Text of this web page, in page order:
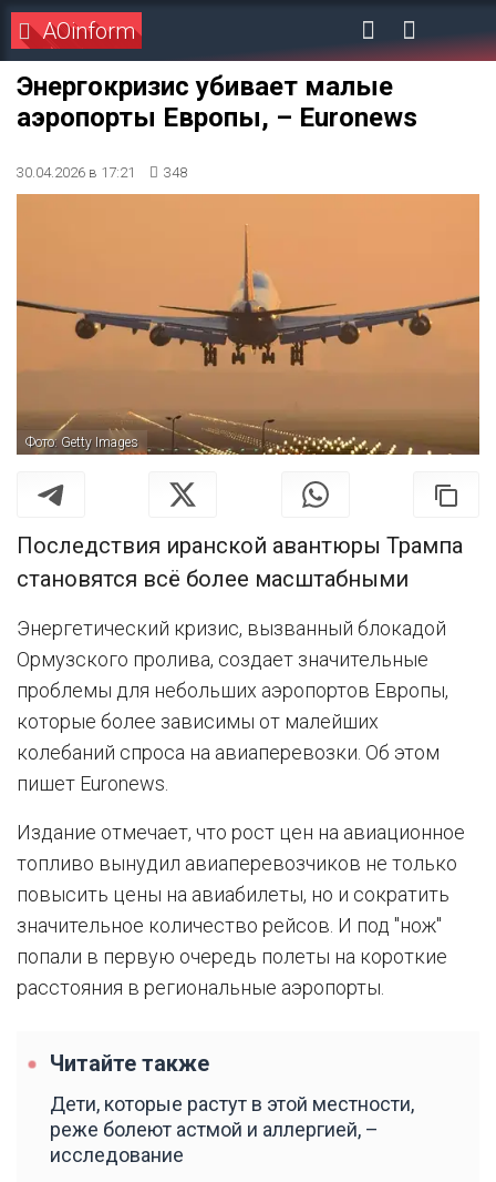
AOinform
Энергокризис убивает малые
аэропорты Европы, – Euronews
30.04.2026 в 17:21 348
Фото: Getty Images
Последствия иранской авантюры Трампа
становятся всё более масштабными
Энергетический кризис, вызванный блокадой
Ормузского пролива, создает значительные
проблемы для небольших аэропортов Европы,
которые более зависимы от малейших
колебаний спроса на авиаперевозки. Об этом
пишет Euronews.
Издание отмечает, что рост цен на авиационное
топливо вынудил авиаперевозчиков не только
повысить цены на авиабилеты, но и сократить
значительное количество рейсов. И под "нож"
попали в первую очередь полеты на короткие
расстояния в региональные аэропорты.
Читайте также
Дети, которые растут в этой местности,
реже болеют астмой и аллергией, –
исследование